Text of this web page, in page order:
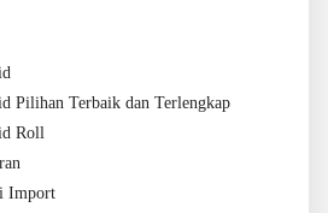
Pilihan Terbaik dan Terlengkap
Roll
Import